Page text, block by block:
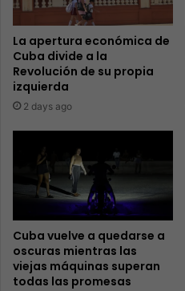
La apertura económica de
Cuba divide a la
Revolución de su propia
izquierda
2 days ago
Cuba vuelve a quedarse a
oscuras mientras las
viejas máquinas superan
todas las promesas